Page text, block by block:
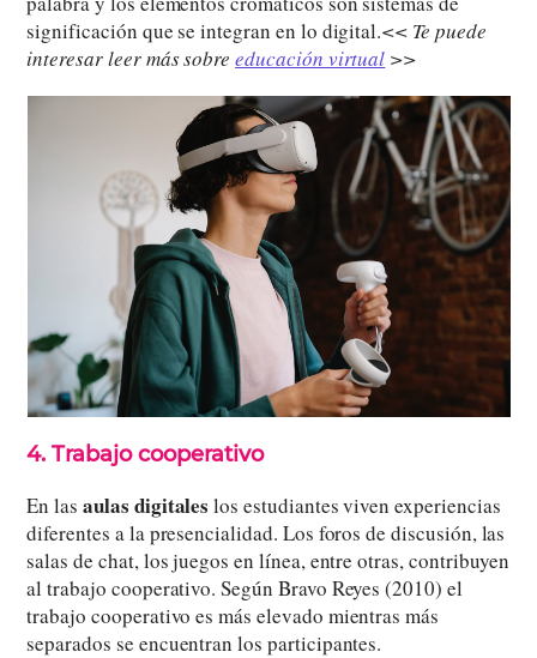
significación que se integran en lo digital.<< Te puede
interesar leer más sobreeducación virtual >>
4. Trabajo cooperativo
En lasaulas digitales los estudiantes viven experiencias
diferentes a la presencialidad. Los foros de discusión, las
salas de chat, los juegos en línea, entre otras, contribuyen
al trabajo cooperativo. Según Bravo Reyes (2010) el
trabajo cooperativo es más elevado mientras más
separados se encuentran los participantes.